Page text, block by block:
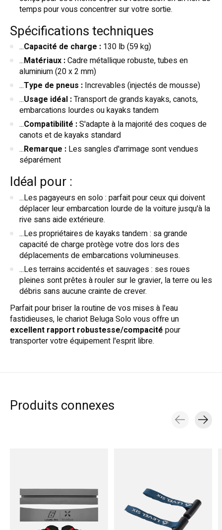
temps pour vous concentrer sur votre sortie.
Spécifications techniques
...Capacité de charge : 130 lb (59 kg)
...Matériaux :Cadre métallique robuste, tubes en
aluminium (20 x 2 mm)
...Type de pneus : Increvables (injectés de mousse)
...Usage idéal :Transport de grands kayaks, canots,
embarcations lourdes ou kayaks tandem
...Compatibilité :S'adapte à la majorité des coques de
canots et de kayaks standard
...Remarque : Les sangles d'arrimage sont vendues
séparément
Idéal pour :
...Les pagayeurs en solo : parfait pour ceux qui doivent
déplacer leur embarcation lourde de la voiture jusqu'à la
rive sans aide extérieure.
...Les propriétaires de kayaks tandem : sa grande
capacité de charge protège votre dos lors des
déplacements de embarcations volumineuses.
...Les terrains accidentés et sauvages : ses roues
pleines sont prêtes à rouler sur le gravier, la terre ou les
débris sans aucune crainte de crever.
Parfait pour briser la routine de vos mises à l'eau
fastidieuses, le chariot Beluga Solo vous offre un
excellent rapport robustesse/compacité pour
transporter votre équipement l'esprit libre.
Produits connexes